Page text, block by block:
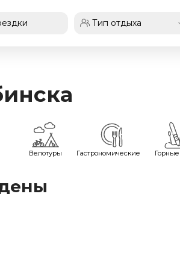
Велотуры Гастрономические